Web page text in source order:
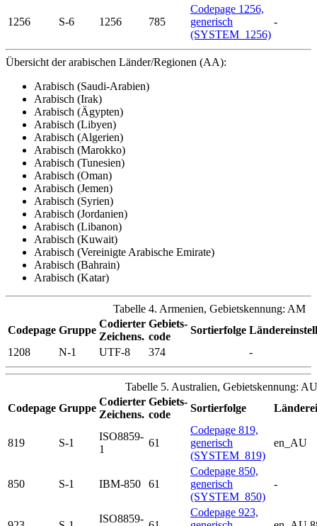
1256 S-6 1256 785
Codepage 1256,
generisch
(SYSTEM_1256)
-
Übersicht der arabischen Länder/Regionen (AA):
Arabisch (Saudi-Arabien)
Arabisch (Irak)
Arabisch (Ägypten)
Arabisch (Libyen)
Arabisch (Algerien)
Arabisch (Marokko)
Arabisch (Tunesien)
Arabisch (Oman)
Arabisch (Jemen)
Arabisch (Syrien)
Arabisch (Jordanien)
Arabisch (Libanon)
Arabisch (Kuwait)
Arabisch (Vereinigte Arabische Emirate)
Arabisch (Bahrain)
Arabisch (Katar)
Tabelle 4. Armenien, Gebietskennung: AM
Codepage Gruppe
Codierter
Zeichens.
Gebiets-
code
Sortierfolge
1208
N-1 UTF-8 374 -
Tabelle 5. Australien, Gebietskennung: AU
Codepage Gruppe
Codierter
Zeichens.
Gebiets-
code
Sortierfolge
819 S-1
ISO8859-
1
61
Codepage 819,
generisch
(SYSTEM_819)
en_AU
850 S-1 IBM-850 61
Codepage 850,
generisch
(SYSTEM_850)
-
ISO8859-
Codepage 923,